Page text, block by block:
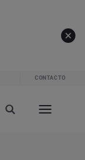
CONTACTO